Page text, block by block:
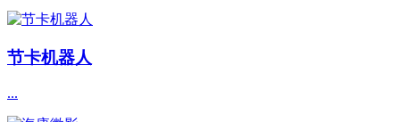
节卡机器人
...